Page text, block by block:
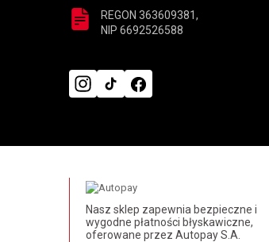
REGON 363609381,
NIP 6692526588
Nasz sklep zapewnia bezpieczne i
wygodne płatności błyskawiczne,
oferowane przez Autopay S.A.